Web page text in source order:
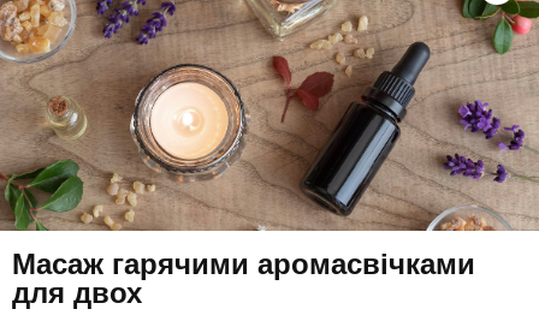
Масаж гарячими аромасвічками
для двох